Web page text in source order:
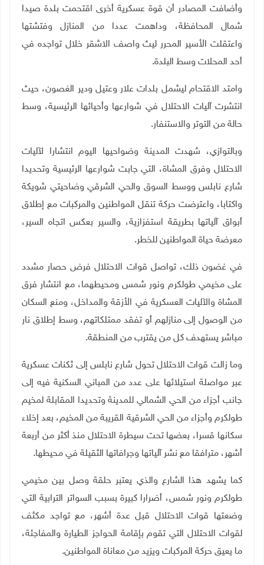
وأضافت المصادر أن قوة عسكرية أخرى اقتحمت بلدة صيدا
شمال المحافظة، وداهمت عددا من المنازل وفتشتها
واعتقلت الأسير المحرر ليث واصف الاشقر خلال تواجده في
أحد المحلات وسط البلدة.
وامتد الاقتحام ليشمل بلدات علار وعتيل ودير الغصون، حيث
انتشرت آليات الاحتلال في شوارعها وأحيائها الرئيسية، وسط
حالة من التوتر والاستنفار.
وبالتوازي، شهدت المدينة وضواحيها اليوم انتشارا لآليات
الاحتلال وفرق المشاة، التي جابت شوارعها الرئيسية وتحديدا
شارع نابلس ووسط السوق والحي الشرقي وضاحيتي شويكة
واكتابا، واعترضت حركة تنقل المواطنين والمركبات مع إطلاق
أبواق آلياتها بطريقة استفزازية، والسير بعكس اتجاه السير،
معرضة حياة المواطنين للخطر.
في غضون ذلك، تواصل قوات الاحتلال فرض حصار مشدد
على مخيمي طولكرم ونور شمس ومحيطهما، مع انتشار فرق
المشاة والآليات العسكرية في الأزقة والمداخل، ومنع السكان
من الوصول إلى منازلهم أو تفقد ممتلكاتهم، وسط إطلاق نار
مباشر يستهدف كل من يقترب من المنطقة.
وما زالت قوات الاحتلال تحول شارع نابلس إلى ثكنات عسكرية
عبر مواصلة استيلائها على عدد من المباني السكنية فيه إلى
جانب أجزاء من الحي الشمالي للمدينة وتحديدا المقابلة لمخيم
طولكرم وأجزاء من الحي الشرقية القريبة من المخيم، بعد إخلاء
سكانها قسرا، بعضها تحت سيطرة الاحتلال منذ أكثر من أربعة
أشهر، مترافقا مع نشر آلياتها وجرافاتها الثقيلة في محيطها.
كما يشهد هذا الشارع والذي يعتبر حلقة وصل بين مخيمي
طولكرم ونور شمس، أضرارا كبيرة بسبب السواتر الترابية التي
وضعتها قوات الاحتلال قبل عدة أشهر، مع تواجد مكثف
لقوات الاحتلال التي تقوم بإقامة الحواجز الطيارة والمفاجئة،
ما يعيق حركة المركبات ويزيد من معاناة المواطنين.